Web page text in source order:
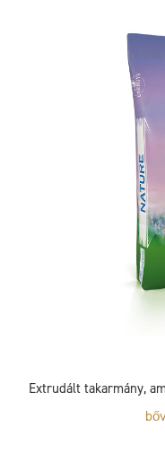
Extrudált takarmány,